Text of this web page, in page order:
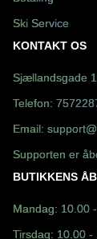
Ski Service
KONTAKT OS
Sjællandsgade
Telefon:
Email:
Supporten er
BUTIKKENS
Mandag: 10.00
Tirsdag: 10.00 -